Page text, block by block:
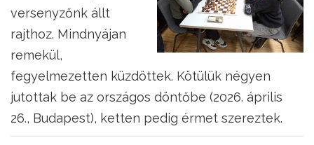
versenyzőnk állt
rajthoz. Mindnyájan
remekül,
fegyelmezetten küzdöttek. Kötülük négyen
jutottak be az országos döntőbe (2026. április
26., Budapest), ketten pedig érmet szereztek.